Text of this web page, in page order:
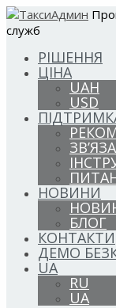
служб
РІШЕННЯ
ЦІНА
UAH
USD
НОВИНИ
БЛОГ
КОНТАКТИ
ДЕМО
UA
RU
UA